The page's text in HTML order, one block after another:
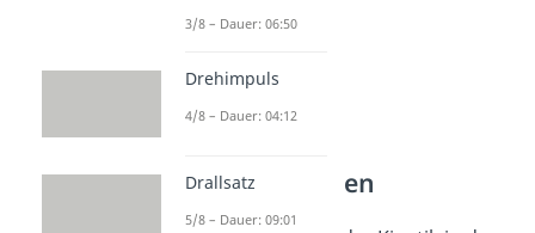
Schwingungen
3/8 – Dauer: 06:50
Drehimpuls
4/8 – Dauer: 04:12
Drallsatz
5/8 – Dauer: 09:01